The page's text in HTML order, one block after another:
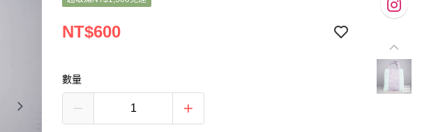
NT$600
數量